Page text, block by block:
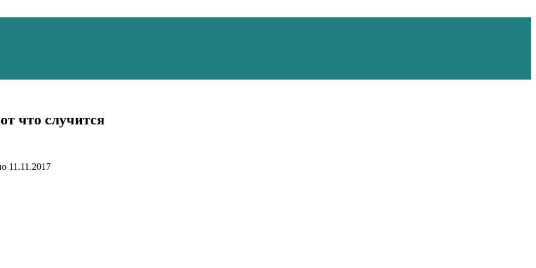
что случится
11.11.2017